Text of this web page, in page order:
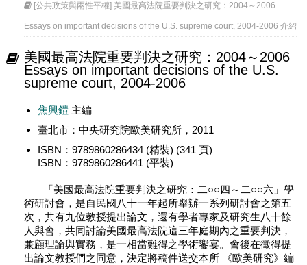
[公共政策與兩性平權] 美國最高法院重要判決之研究：2004～2006
Essays on important decisions of the U.S. supreme court, 2004-2006 介紹
美國最高法院重要判決之研究：2004～2006
Essays on important decisions of the U.S.
supreme court, 2004-2006
焦興鎧主編
臺北市：中央研究院歐美研究所，2011
ISBN：9789860286434 (精裝) (341 頁)
ISBN：9789860286441 (平裝)
「美國最高法院重要判決之研究：二○○四～二○○六」學
術研討會，是自民國八十一年起所舉辦一系列研討會之第五
次，共有九位教授提出論文，還有學者專家及研究生八十餘
人與會，共同討論美國最高法院這三年庭期內之重要判決，
兼顧理論與實務，是一相當難得之學術饗宴。會後在徵得提
出論文教授們之同意，決定將稿件送交本所 《歐美研究》編